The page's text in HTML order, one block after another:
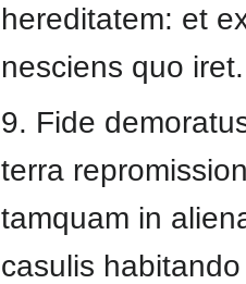
hereditatem: et
nesciens quo iret.
9. Fide
terra
tamquam in
casulis